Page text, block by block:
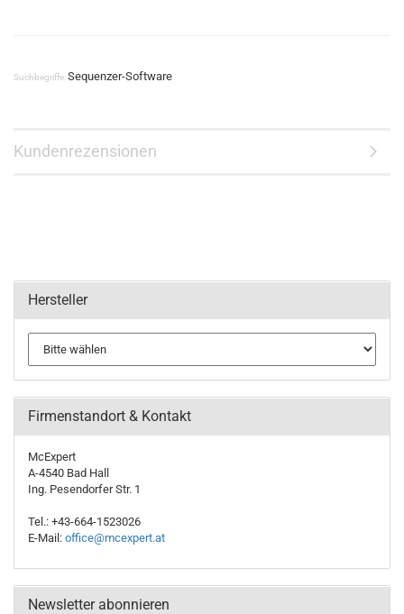
Suchbegriffe:Sequenzer-Software
Kundenrezensionen
Hersteller
Firmenstandort & Kontakt
McExpert
A-4540 Bad Hall
Ing. Pesendorfer Str. 1
Tel.: +43-664-1523026
E-Mail: office@mcexpert.at
Newsletter abonnieren